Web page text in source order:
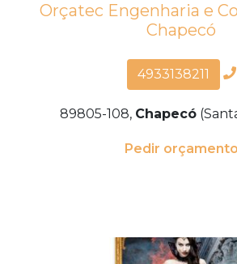
Orçatec Engenharia e
Chapecó
4933138211
89805-108, Chapecó
Pedir orçamento